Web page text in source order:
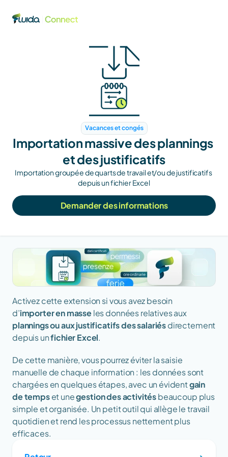
Vacances et congés
Importation massive des plannings
et des justificatifs
Importation groupée de quarts de travail et/ou de justificatifs
depuis un fichier Excel
Demander des informations
Activez cette extension si vous avez besoin
d’importer en masse
les données relatives aux
plannings ou aux justificatifs des salariés directement
depuis un fichier Excel.
De cette manière, vous pourrez éviter la saisie
manuelle de chaque information : les données sont
chargées en quelques étapes, avec un évident gain
de temps et une gestion des activités beaucoup plus
simple et organisée. Un petit outil qui allège le travail
quotidien et rend les processus nettement plus
efficaces.